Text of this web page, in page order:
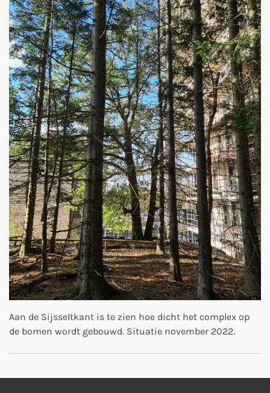
Aan de Sijsseltkant is te zien hoe dicht het complex op
de bomen wordt gebouwd. Situatie november 2022.